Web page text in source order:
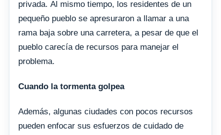
privada. Al mismo tiempo, los residentes de un
pequeño pueblo se apresuraron a llamar a una
rama baja sobre una carretera, a pesar de que el
pueblo carecía de recursos para manejar el
problema.
Cuando la tormenta golpea
Además, algunas ciudades con pocos recursos
pueden enfocar sus esfuerzos de cuidado de